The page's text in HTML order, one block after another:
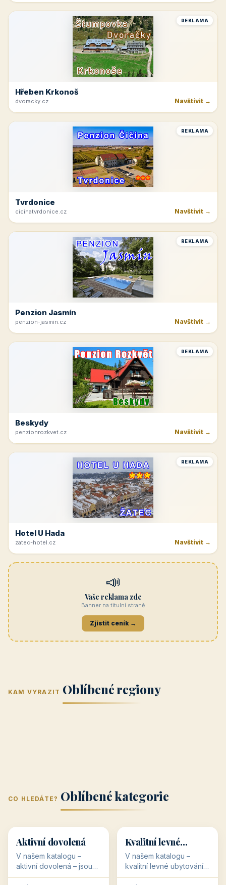
REKLAMA
Hřeben Krkonoš
dvoracky.cz Navštívit →
REKLAMA
Tvrdonice
cicinatvrdonice.cz Navštívit →
REKLAMA
Penzion Jasmín
penzion-jasmin.cz Navštívit →
REKLAMA
Beskydy
penzionrozkvet.cz Navštívit →
REKLAMA
Hotel U Hada
zatec-hotel.cz Navštívit →
📣
Vaše reklama zde
Banner na titulní straně
Zjistit ceník →
KAM VYRAZIT Oblíbené regiony
(Jihomoravský
kraj)
kraj)
Zlínský kraj Žilinský
Karlovarský
Střední Čechy
(Středočeský
CO HLEDÁTE? Oblíbené kategorie
🥾 36 objektů
Aktivní dovolená
V našem katalogu –
aktivní dovolená – jsou
pro Vás připraveny
💰
💰
34 objektů
Kvalitní levné
ubytování
V našem katalogu –
kvalitní levné ubytování –
jsou pro Vás připraveny